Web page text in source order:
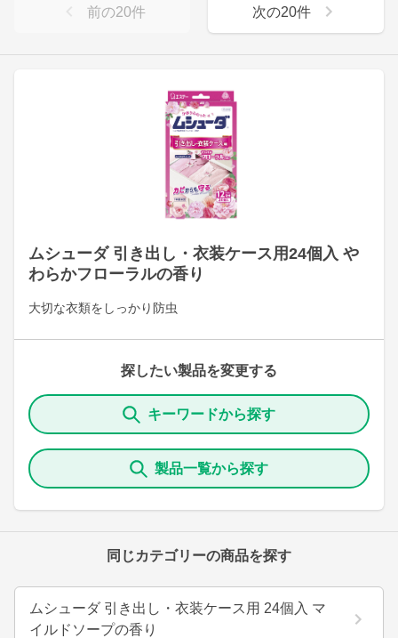
ムシューダ 引き出し・衣装ケース用24個入 や
わらかフローラルの香り
大切な衣類をしっかり防虫
探したい製品を変更する
キーワードから探す
製品一覧から探す
同じカテゴリーの商品を探す
ムシューダ 引き出し・衣装ケース用 24個入 マ
イルドソープの香り
前の20件 次の20件